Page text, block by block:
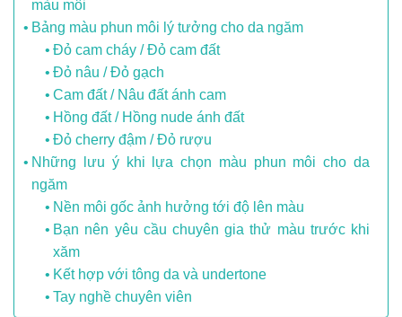
màu môi
Bảng màu phun môi lý tưởng cho da ngăm
Đỏ cam cháy / Đỏ cam đất
Đỏ nâu / Đỏ gạch
Cam đất / Nâu đất ánh cam
Hồng đất / Hồng nude ánh đất
Đỏ cherry đậm / Đỏ rượu
Những lưu ý khi lựa chọn màu phun môi cho da
ngăm
Nền môi gốc ảnh hưởng tới độ lên màu
Bạn nên yêu cầu chuyên gia thử màu trước khi
xăm
Kết hợp với tông da và undertone
Tay nghề chuyên viên